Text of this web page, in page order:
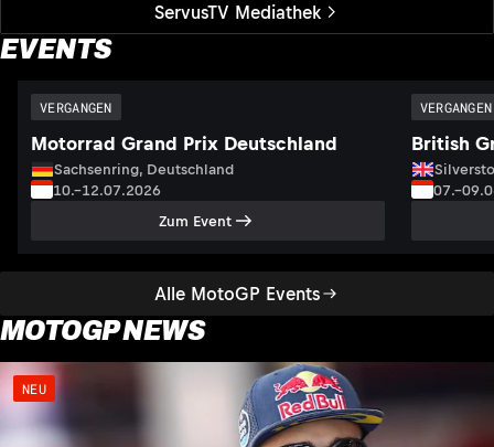
ServusTV Mediathek
EVENTS
Alle MotoGP Events
VERGANGEN
Motorrad Grand Prix Deutschland
Sachsenring, Deutschland
10.–12.07.2026
Zum Event
VERGANGEN
British
MOTOGP NEWS
NEU